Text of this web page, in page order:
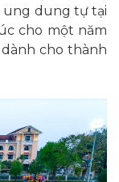
ung dung tự tại
cho một năm
cho thành